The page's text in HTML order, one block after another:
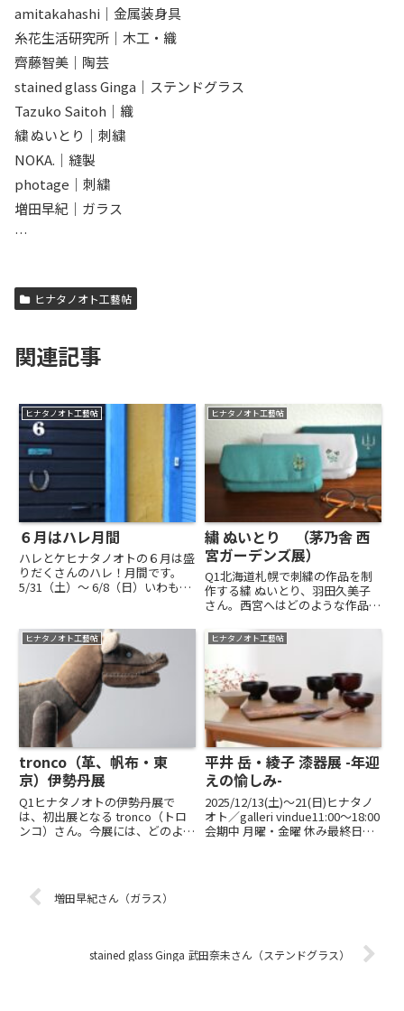
amitakahashi｜金属装身具
糸花生活研究所｜木工・織
齊藤智美｜陶芸
stained glass Ginga｜ステンドグラス
Tazuko Saitoh｜織
繍 ぬいとり｜刺繍
NOKA.｜縫製
photage｜刺繍
増田早紀｜ガラス
…
ヒナタノオト工藝帖
関連記事
ヒナタノオト工藝帖
６月はハレ月間
ハレとケヒナタノオトの６月は盛
りだくさんのハレ！月間です。
5/31（土）〜 6/8（日）いわもと
ぶり！香川・高松から31日
（土）午後、1日（日）終日あっ
こさんがやってきます。6...
ヒナタノオト工藝帖
繍 ぬいとり （茅乃舎 西
宮ガーデンズ展）
Q1北海道札幌で刺繍の作品を制
作する繍 ぬいとり、羽田久美子
さん。西宮へはどのような作品を
日の贈り物にお薦めの作品はござ
いますか？7A1眼鏡ケース、小さ
が使ってくださっても素敵かな...
ヒナタノオト工藝帖
tronco（革、帆布・東
京）伊勢丹展
Q1ヒナタノオトの伊勢丹展で
は、初出展となる tronco（トロ
ンコ）さん。今展には、どのよう
出る生地や革のはぎれを繋ぎ合わ
せてできた動物のオブジェを出...
ヒナタノオト工藝帖
平井 岳・綾子 漆器展 -年迎
えの愉しみ-
2025/12/13(土)〜21(日)ヒナタノ
オト／galleri vindue11:00～18:00
会期中 月曜・金曜 休み最終日
増田早紀さん（ガラス）
stained glass Ginga 武田奈未さん（ステンドグラス）